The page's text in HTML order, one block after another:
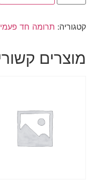
קטגוריה: תרומה חד
מוצרים